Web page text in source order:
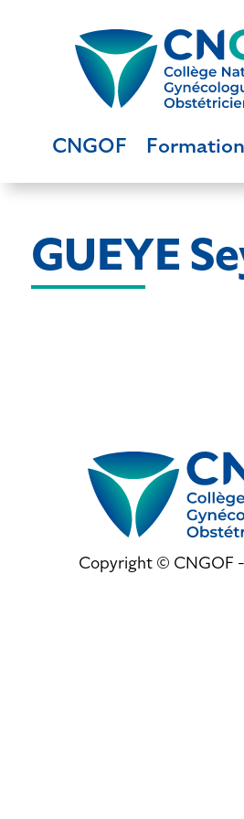
CNGOF Formation
GUEYE
Copyright © CNGOF -